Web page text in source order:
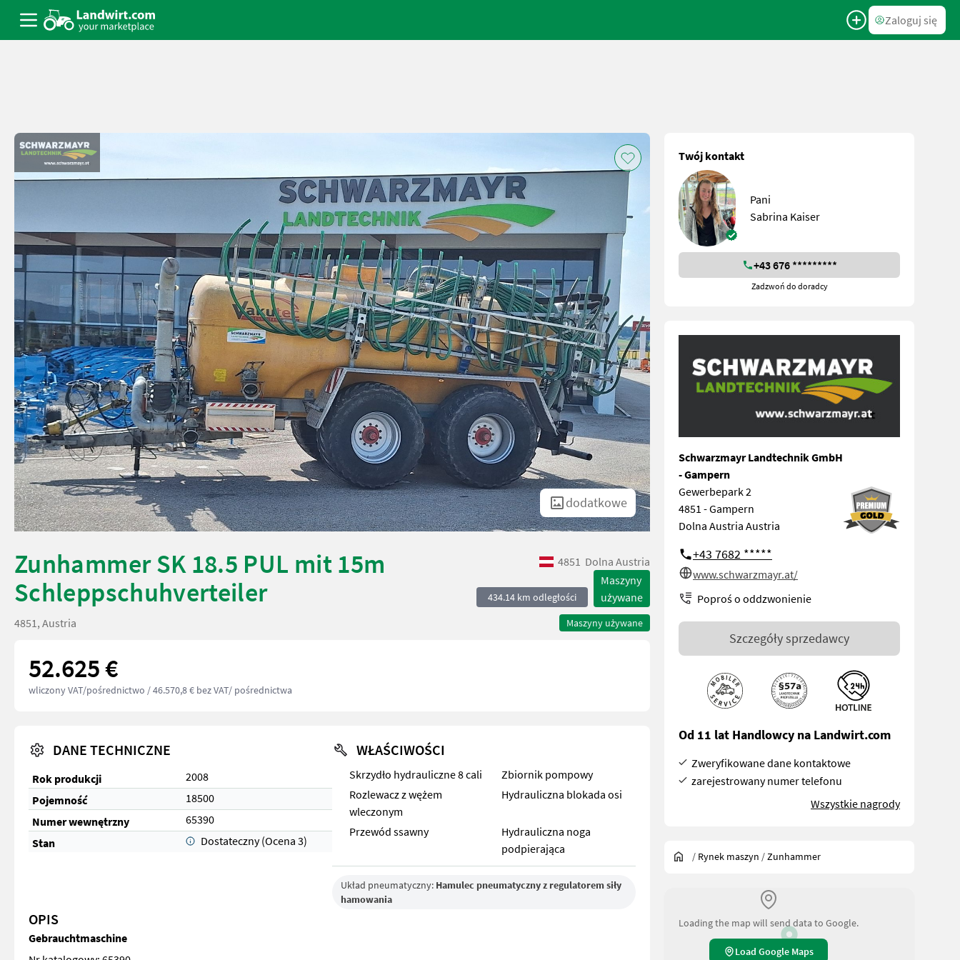
Zaloguj się
dodatkowe
Zunhammer SK 18.5 PUL mit 15m
Schleppschuhverteiler
4851 Dolna Austria
434.14 km odległości
Maszyny
używane
Maszyny używane
4851, Austria
52.625 €
wliczony VAT/pośrednictwo / 46.570,8 € bez VAT/ pośrednictwa
DANE TECHNICZNE
Rok produkcji
2008
Pojemność
18500
Numer wewnętrzny
65390
Stan
Dostateczny (Ocena 3)
WŁAŚCIWOŚCI
Skrzydło hydrauliczne 8 cali
Zbiornik pompowy
Rozlewacz z wężem
wleczonym
Hydrauliczna blokada osi
Przewód ssawny
Hydrauliczna noga
podpierająca
Układ pneumatyczny: Hamulec pneumatyczny z regulatorem siły
hamowania
OPIS
Gebrauchtmaschine
Twój kontakt
Pani
Sabrina Kaiser
+43 676 *********
Zadzwoń do doradcy
Schwarzmayr Landtechnik GmbH
- Gampern
Gewerbepark 2
4851 - Gampern
Dolna Austria Austria
+43 7682 *****
www.schwarzmayr.at/
Poproś o oddzwonienie
Szczegóły sprzedawcy
Od 11 lat Handlowcy na Landwirt.com
Zweryfikowane dane kontaktowe
zarejestrowany numer telefonu
Wszystkie nagrody
/ Rynek maszyn /Zunhammer
Loading the map will send data to Google.
Load Google Maps